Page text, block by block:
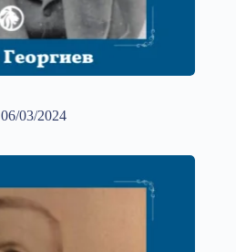
06/03/2024